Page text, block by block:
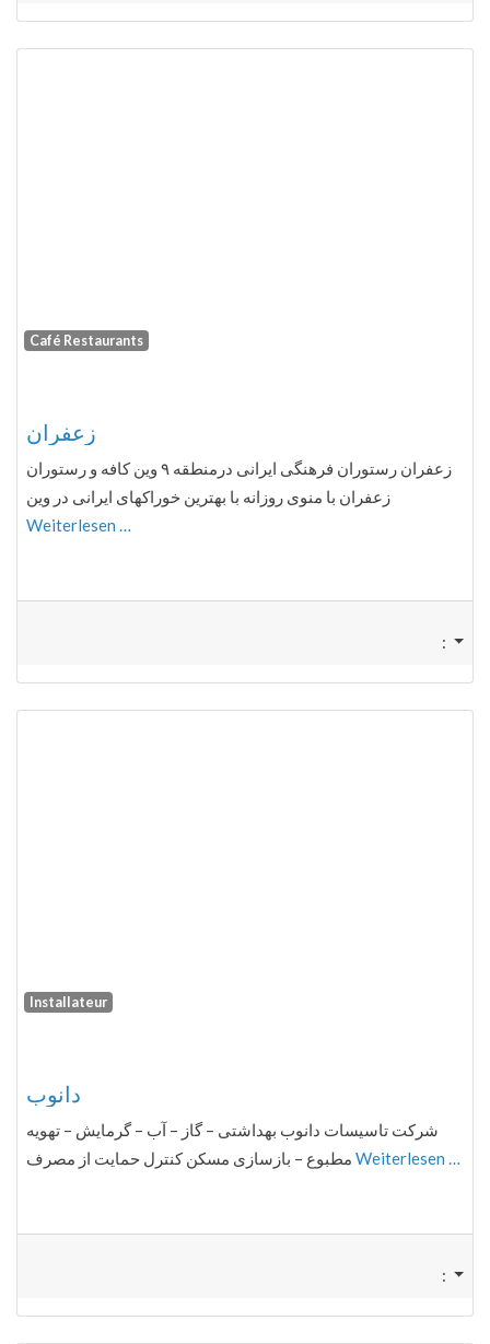
Café Restaurants
زعفران
زعفران رستوران فرهنگی ایرانی درمنطقه ۹ وین کافه و رستوران
زعفران با منوی روزانه با بهترین خوراکهای ایرانی در وین
Weiterlesen …
:
Installateur
دانوب
شرکت تاسیسات دانوب بهداشتی – گاز – آب – گرمایش – تهویه
Weiterlesen …
: